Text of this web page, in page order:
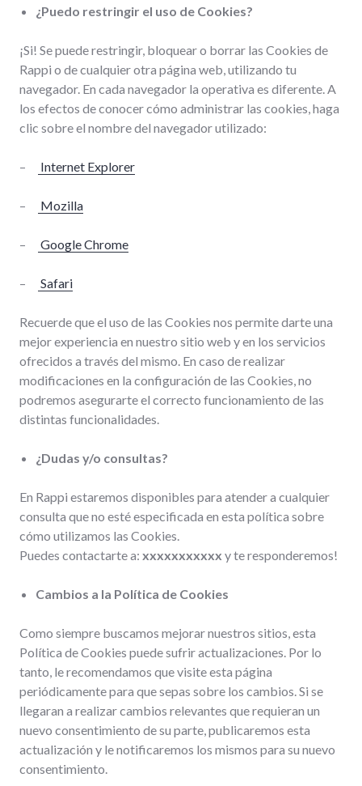
¿Puedo restringir el uso de Cookies?
¡Si! Se puede restringir, bloquear o borrar las Cookies de
Rappi o de cualquier otra página web, utilizando tu
navegador. En cada navegador la operativa es diferente. A
los efectos de conocer cómo administrar las cookies, haga
clic sobre el nombre del navegador utilizado:
– Internet Explorer
– Mozilla
– Google Chrome
– Safari
Recuerde que el uso de las Cookies nos permite darte una
mejor experiencia en nuestro sitio web y en los servicios
ofrecidos a través del mismo. En caso de realizar
modificaciones en la configuración de las Cookies, no
podremos asegurarte el correcto funcionamiento de las
distintas funcionalidades.
¿Dudas y/o consultas?
En Rappi estaremos disponibles para atender a cualquier
consulta que no esté especificada en esta política sobre
cómo utilizamos las Cookies.
Puedes contactarte a: xxxxxxxxxxx y te responderemos!
Cambios a la Política de Cookies
Como siempre buscamos mejorar nuestros sitios, esta
Política de Cookies puede sufrir actualizaciones. Por lo
tanto, le recomendamos que visite esta página
periódicamente para que sepas sobre los cambios. Si se
llegaran a realizar cambios relevantes que requieran un
nuevo consentimiento de su parte, publicaremos esta
actualización y le notificaremos los mismos para su nuevo
consentimiento.